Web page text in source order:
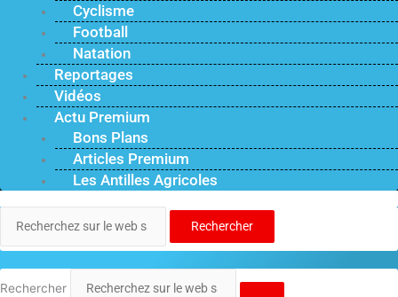
Cyclisme
Football
Natation
Reportages
Vidéos
Actu Premium
Bons Plans
Articles Premium
Les Antilles Agricoles
Rechercher
Rechercher